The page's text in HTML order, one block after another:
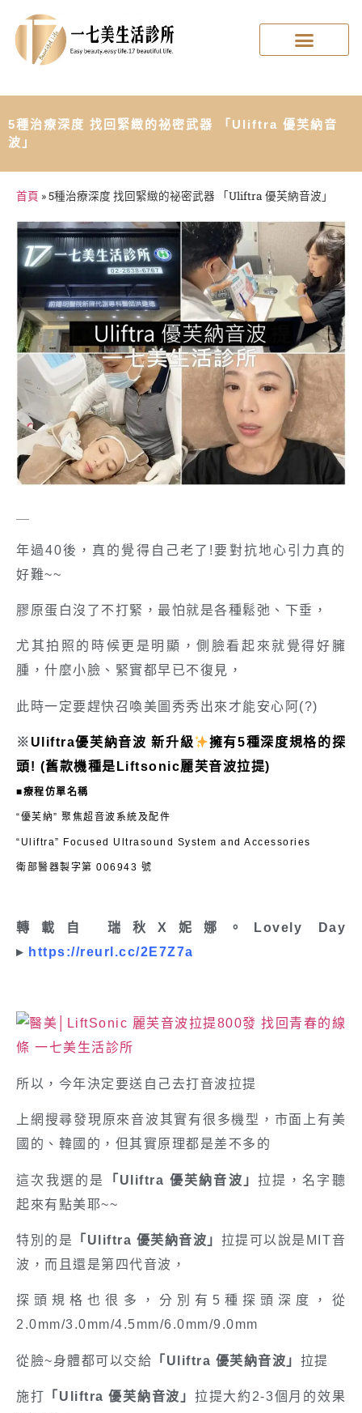
5種治療深度 找回緊緻的祕密武器 「Uliftra 優芙納音
波」
首頁 »5種治療深度 找回緊緻的祕密武器 「Uliftra 優芙納音波」
年過40後，真的覺得自己老了!要對抗地心引力真的
好難~~
膠原蛋白沒了不打緊，最怕就是各種鬆弛、下垂，
尤其拍照的時候更是明顯，側臉看起來就覺得好臃
腫，什麼小臉、緊實都早已不復見，
此時一定要趕快召喚美圖秀秀出來才能安心阿(?)
※ Uliftra優芙納音波 新升級
擁有5種深度規格的探
頭! (舊款機種是Liftsonic麗芙音波拉提)
■療程仿單名稱
“優芙納” 聚焦超音波系統及配件
“Uliftra” Focused Ultrasound System and Accessories
衛部醫器製字第 006943 號
轉載自 瑞秋X妮娜。Lovely Day
▸ https://reurl.cc/2E7Z7a
所以，今年決定要送自己去打音波拉提
上網搜尋發現原來音波其實有很多機型，市面上有美
國的、韓國的，但其實原理都是差不多的
這次我選的是 「Uliftra 優芙納音波」拉提，名字聽
起來有點美耶~~
特別的是 「Uliftra 優芙納音波」 拉提可以說是MIT音
波，而且還是第四代音波，
探頭規格也很多，分別有5種探頭深度，從
2.0mm/3.0mm/4.5mm/6.0mm/9.0mm
從臉~身體都可以交給 「Uliftra 優芙納音波」 拉提
施打 「Uliftra 優芙納音波」 拉提大約2-3個月的效果